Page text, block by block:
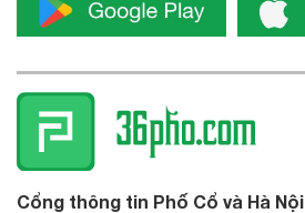
Cổng thông tin Phố Cổ và Hà Nội